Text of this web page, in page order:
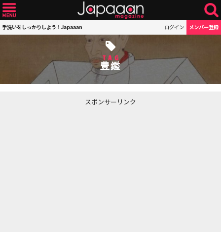
手洗いをしっかりしよう！Japaaan ログイン メンバー登録
TAG
豊鑑
スポンサーリンク